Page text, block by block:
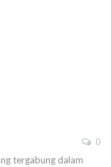
0
tergabung dalam